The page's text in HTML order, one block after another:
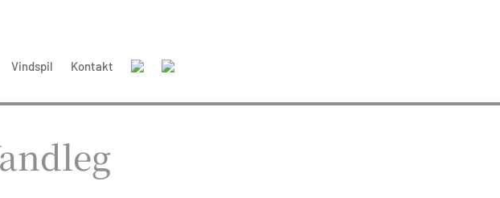
Vindspil Kontakt